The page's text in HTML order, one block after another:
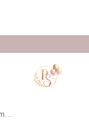
Balon Aranjmanı Balon Süsleme